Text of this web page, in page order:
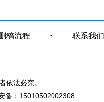
稿流程 - 联系我们
依法必究。
备：15010502002308